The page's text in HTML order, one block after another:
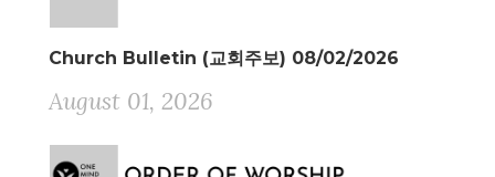
Church Bulletin (교회주보) 08/02/2026
August 01, 2026